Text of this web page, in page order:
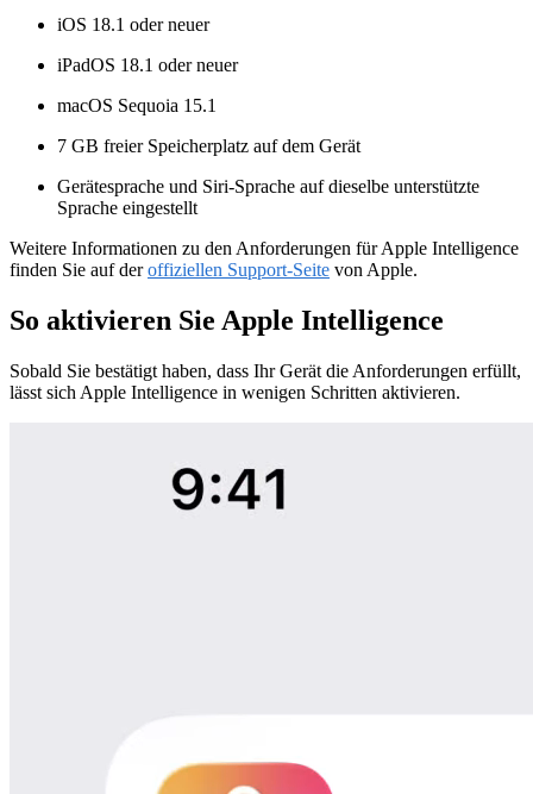
iOS 18.1 oder neuer
iPadOS 18.1 oder neuer
macOS Sequoia 15.1
7 GB freier Speicherplatz auf dem Gerät
Gerätesprache und Siri-Sprache auf dieselbe unterstützte
Sprache eingestellt
Weitere Informationen zu den Anforderungen für Apple Intelligence
finden Sie auf deroffiziellen Support-Seite von Apple.
So aktivieren Sie Apple Intelligence
Sobald Sie bestätigt haben, dass Ihr Gerät die Anforderungen erfüllt,
lässt sich Apple Intelligence in wenigen Schritten aktivieren.